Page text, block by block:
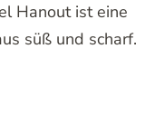
Hanout ist eine
süß und scharf.